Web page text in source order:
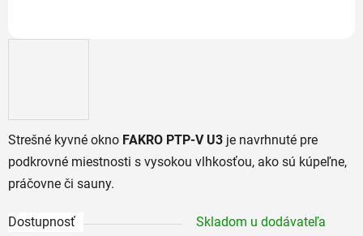
Strešné kyvné okno FAKRO PTP-V U3 je navrhnuté pre
podkrovné miestnosti s vysokou vlhkosťou, ako sú kúpeľne,
práčovne či sauny.
Dostupnosť
Skladom u dodávateľa